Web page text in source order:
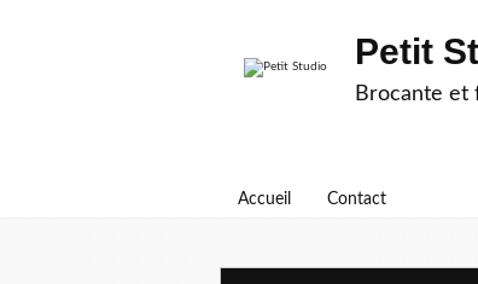
Petit
Brocante et
Accueil Contact